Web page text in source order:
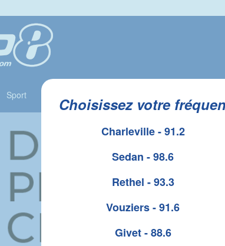
Choisissez votre
Charleville - 91.2
Sedan - 98.6
Rethel - 93.3
Vouziers - 91.6
Givet - 88.6
Sport